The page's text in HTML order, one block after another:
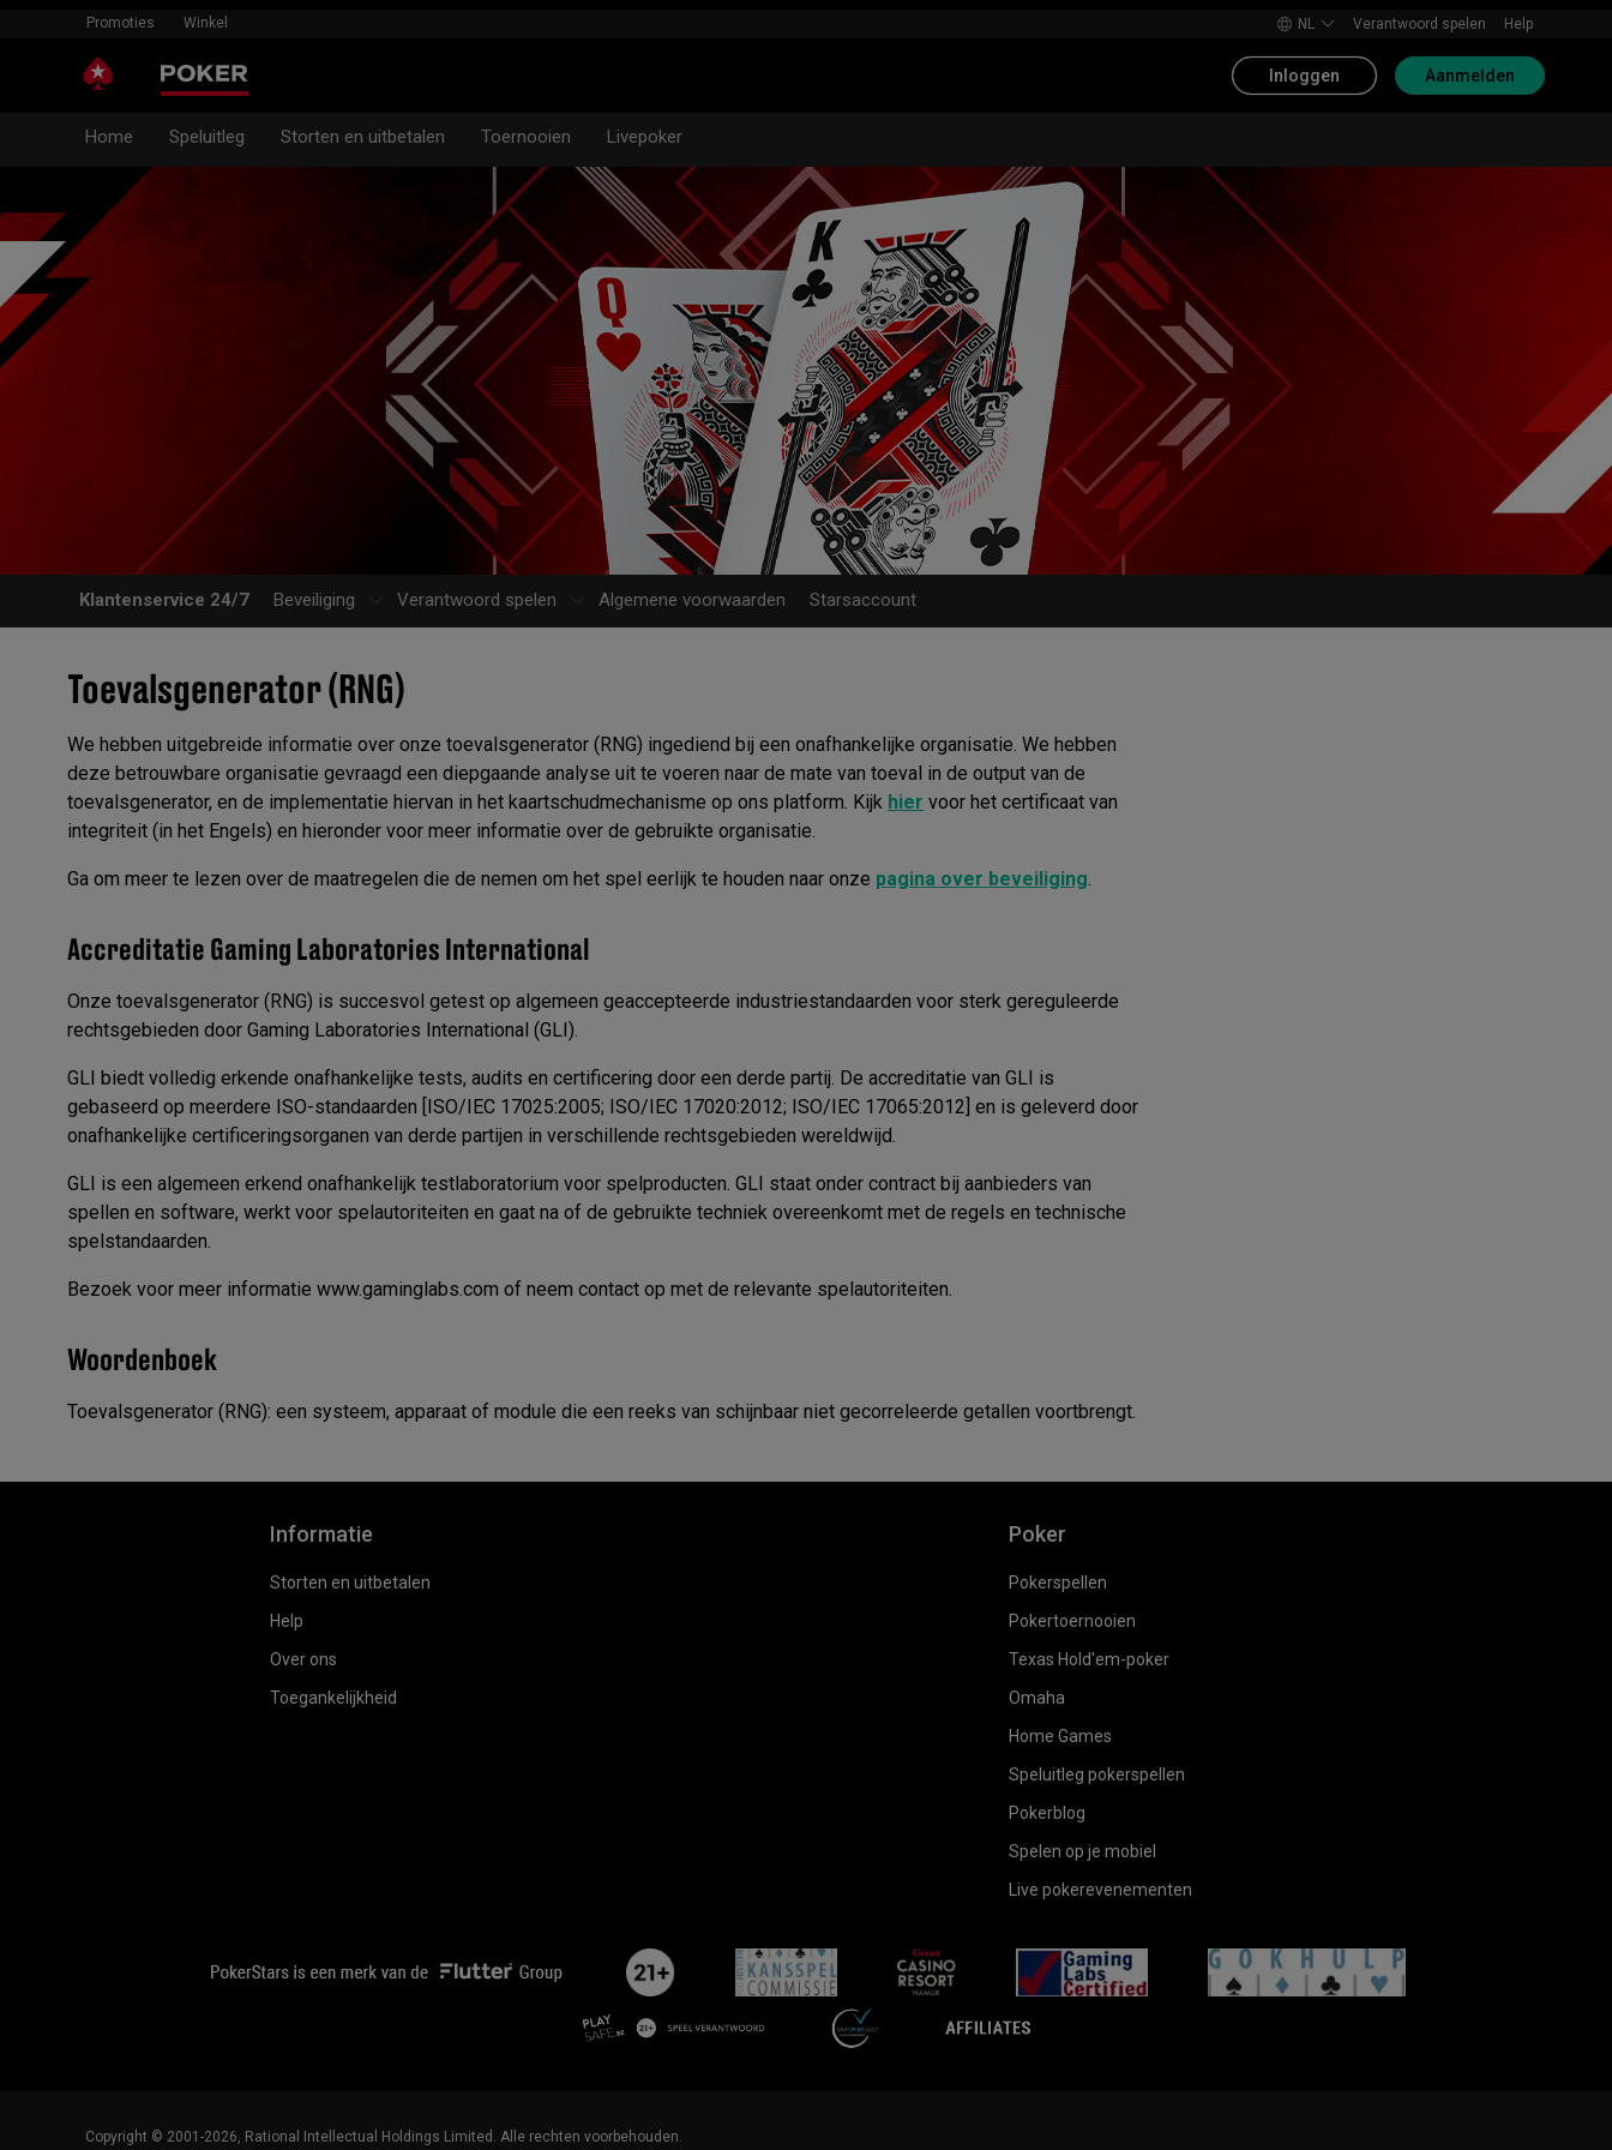
Promoties Winkel NL Verantwoord spelen Help
Inloggen Aanmelden
Home Speluitleg Storten en uitbetalen Toernooien Livepoker
Klantenservice 24/7 Beveiliging Verantwoord spelen Algemene voorwaarden Starsaccount
Toevalsgenerator (RNG)
We hebben uitgebreide informatie over onze toevalsgenerator (RNG) ingediend bij een onafhankelijke organisatie. We hebben
deze betrouwbare organisatie gevraagd een diepgaande analyse uit te voeren naar de mate van toeval in de output van de
toevalsgenerator, en de implementatie hiervan in het kaartschudmechanisme op ons platform. Kijk hier voor het certificaat van
integriteit (in het Engels) en hieronder voor meer informatie over de gebruikte organisatie.
Ga om meer te lezen over de maatregelen die de nemen om het spel eerlijk te houden naar onze pagina over beveiliging
Accreditatie Gaming Laboratories International
Onze toevalsgenerator (RNG) is succesvol getest op algemeen geaccepteerde industriestandaarden voor sterk gereguleerde
rechtsgebieden door Gaming Laboratories International (GLI).
GLI biedt volledig erkende onafhankelijke tests, audits en certificering door een derde partij. De accreditatie van GLI is
gebaseerd op meerdere ISO-standaarden [ISO/IEC 17025:2005; ISO/IEC 17020:2012; ISO/IEC 17065:2012] en is geleverd door
onafhankelijke certificeringsorganen van derde partijen in verschillende rechtsgebieden wereldwijd.
GLI is een algemeen erkend onafhankelijk testlaboratorium voor spelproducten. GLI staat onder contract bij aanbieders van
spellen en software, werkt voor spelautoriteiten en gaat na of de gebruikte techniek overeenkomt met de regels en technische
spelstandaarden.
Bezoek voor meer informatie www.gaminglabs.com of neem contact op met de relevante spelautoriteiten.
Woordenboek
Toevalsgenerator (RNG): een systeem, apparaat of module die een reeks van schijnbaar niet gecorreleerde getallen voortbrengt.
Informatie
Storten en uitbetalen
Help
Over ons
Toegankelijkheid
Poker
Pokerspellen
Pokertoernooien
Texas Hold'em-poker
Omaha
Home Games
Speluitleg pokerspellen
Pokerblog
Spelen op je mobiel
Live pokerevenementen
flutterLogo casinoAmur gamingLabs
playsafe-
Copyright © 2001-2026, Rational Intellectual Holdings Limited. Alle rechten voorbehouden.